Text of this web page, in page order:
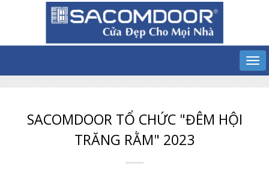
SACOMDOOR TỔ CHỨC "ĐÊM HỘI
TRĂNG RẰM" 2023